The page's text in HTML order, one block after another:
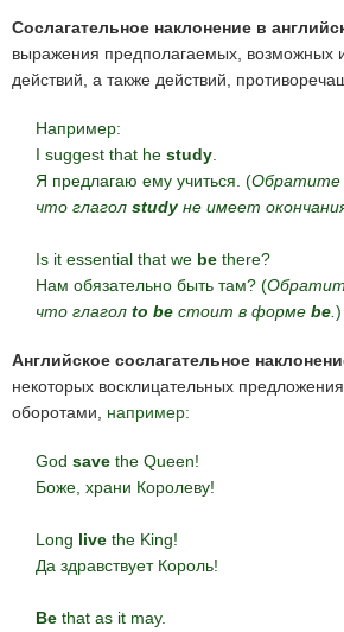
Сослагательное наклонение в
выражения предполагаемых, возможных
действий, а также действий,
Например:
I suggest that he study
Я предлагаю ему учиться. (Обратите
что глагол studyне имеет
Is it essential that we be there?
Нам обязательно быть там? (
что глагол to be стоит в форме be )
Английское сослагательное
некоторых восклицательных
оборотами, например:
God save the Queen!
Боже, храни Королеву!
Long live the King!
Да здравствует Король!
Be that as it may.